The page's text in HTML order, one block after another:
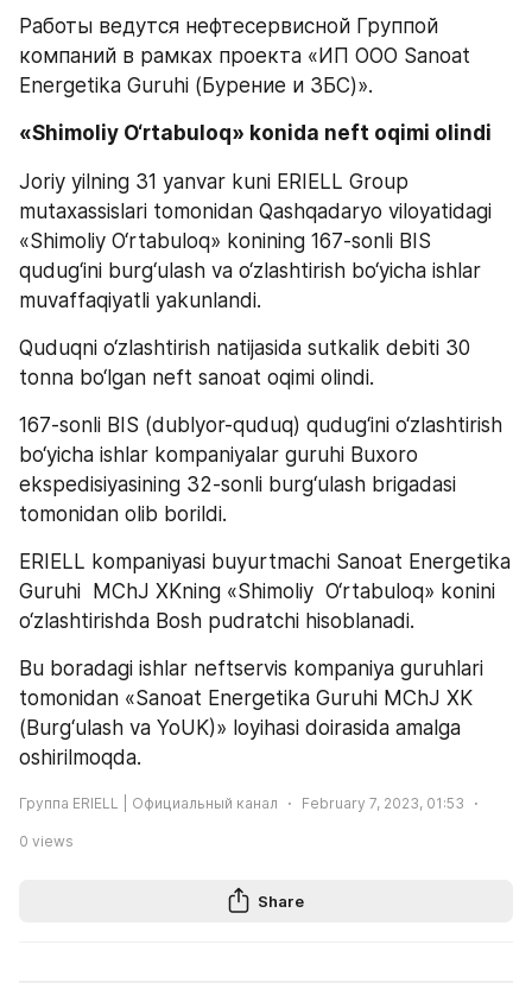
Работы ведутся нефтесервисной Группой
компаний в рамках проекта «ИП ООО Sanoat
Energetika Guruhi (Бурение и ЗБС)».
«Shimoliy O‘rtabuloq» konida neft oqimi olindi
Joriy yilning 31 yanvar kuni ERIELL Group
mutaxassislari tomonidan Qashqadaryo viloyatidagi
«Shimoliy O‘rtabuloq» konining 167-sonli BIS
qudug‘ini burg‘ulash va o‘zlashtirish bo‘yicha ishlar
muvaffaqiyatli yakunlandi.
Quduqni o‘zlashtirish natijasida sutkalik debiti 30
tonna bo‘lgan neft sanoat oqimi olindi.
167-sonli BIS (dublyor-quduq) qudug‘ini o‘zlashtirish
bo‘yicha ishlar kompaniyalar guruhi Buxoro
ekspedisiyasining 32-sonli burg‘ulash brigadasi
tomonidan olib borildi.
ERIELL kompaniyasi buyurtmachi Sanoat Energetika
Guruhi  MChJ XKning «Shimoliy  O‘rtabuloq» konini
o‘zlashtirishda Bosh pudratchi hisoblanadi.
Bu boradagi ishlar neftservis kompaniya guruhlari
tomonidan «Sanoat Energetika Guruhi MChJ XK
(Burg‘ulash va YoUK)» loyihasi doirasida amalga
oshirilmoqda.
Группа ERIELL | Официальный канал February 7, 2023, 01:53
0 views
Share